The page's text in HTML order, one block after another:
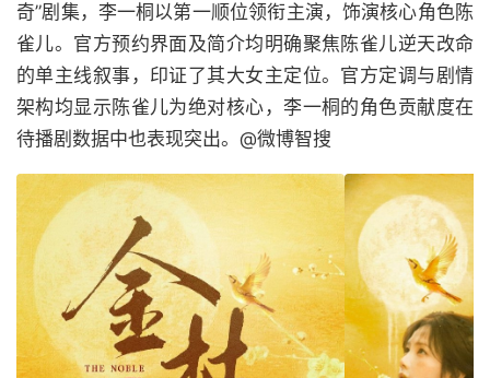
奇”剧集，李一桐以第一顺位领衔主演，饰演核心角色陈
雀儿。官方预约界面及简介均明确聚焦陈雀儿逆天改命
的单主线叙事，印证了其大女主定位。官方定调与剧情
架构均显示陈雀儿为绝对核心，李一桐的角色贡献度在
待播剧数据中也表现突出。@微博智搜 ​